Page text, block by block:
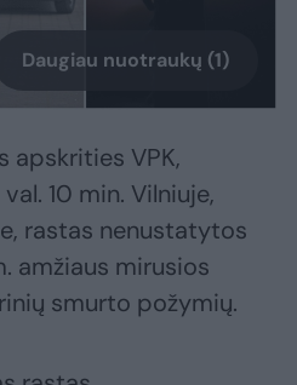
Daugiau nuotraukų (1)
apskrities VPK,
10 min. Vilniuje,
rastas nenustatytos
amžiaus mirusios
smurto požymių.